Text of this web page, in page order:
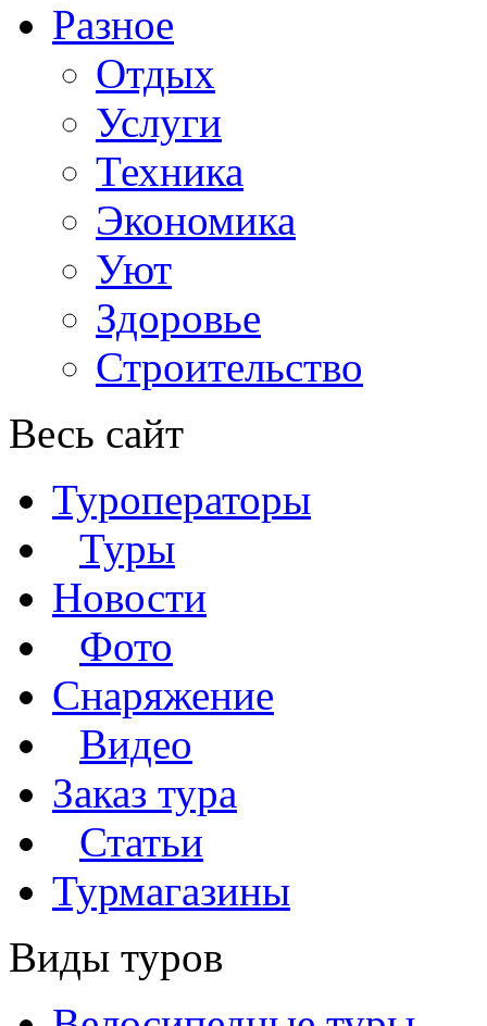
Разное
Отдых
Услуги
Техника
Экономика
Уют
Здоровье
Строительство
Весь сайт
Туроператоры
Туры
Новости
Фото
Снаряжение
Видео
Заказ тура
Статьи
Турмагазины
Виды туров